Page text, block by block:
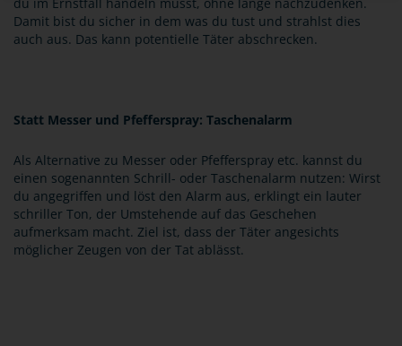
Damit bist du sicher in dem was du tust und strahlst dies
auch aus. Das kann potentielle Täter abschrecken.
Statt Messer und Pfefferspray: Taschenalarm
Als Alternative zu Messer oder Pfefferspray etc. kannst du
einen sogenannten Schrill- oder Taschenalarm nutzen: Wirst
du angegriffen und löst den Alarm aus, erklingt ein lauter
schriller Ton, der Umstehende auf das Geschehen
aufmerksam macht. Ziel ist, dass der Täter angesichts
möglicher Zeugen von der Tat ablässt.